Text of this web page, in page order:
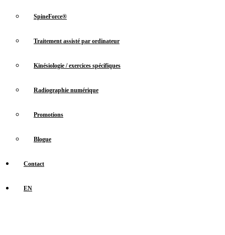
SpineForce®
Traitement assisté par ordinateur
Kinésiologie / exercices spécifiques
Radiographie numérique
Promotions
Blogue
Contact
EN